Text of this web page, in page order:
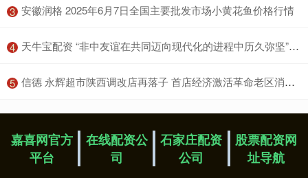
3 ​安徽润格 2025年6月7日全国主要批发市场小黄花鱼价格行情
4 ​天牛宝配资 “非中友谊在共同迈向现代化的进程中历久弥坚”（新时代中非合作）
5 ​信德 永辉超市陕西调改店再落子 首店经济激活革命老区消费新动能
嘉喜网官方
平台
在线配资公
司
石家庄配资
公司
股票配资网
址导航